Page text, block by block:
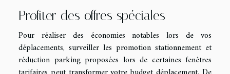
Profiter des offres spéciales
Pour réaliser des économies notables lors de vos
déplacements, surveiller les promotion stationnement et
réduction parking proposées lors de certaines fenêtres